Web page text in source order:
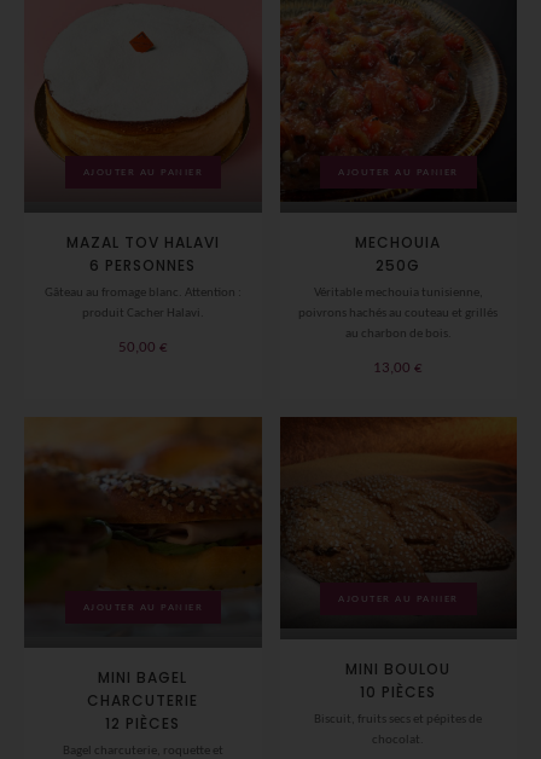
AJOUTER AU PANIER
MAZAL TOV HALAVI
6 PERSONNES
Gâteau au fromage blanc. Attention :
produit Cacher Halavi.
50,00 €
AJOUTER AU PANIER
MECHOUIA
250G
Véritable mechouia tunisienne,
poivrons hachés au couteau et grillés
au charbon de bois.
13,00€
AJOUTER AU PANIER
MINI BAGEL
CHARCUTERIE
12 PIÈCES
Bagel charcuterie, roquette et
AJOUTER AU PANIER
MINI BOULOU
10 PIÈCES
Biscuit, fruits secs et pépites de
chocolat.